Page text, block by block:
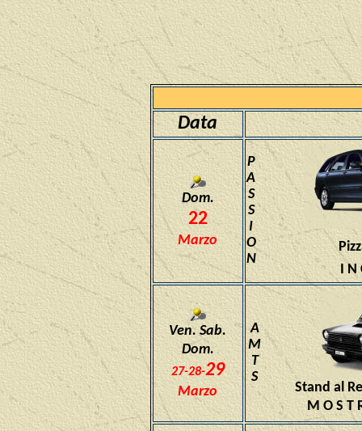
Data
Dom.
22
Marzo
P
A
S
S
I
O
N
I N
Ven. Sab.
Dom.
27-28-29
Marzo
A
M
T
S
Stand al
M O S T